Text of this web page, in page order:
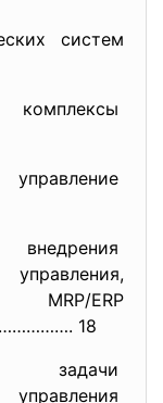
систем
управления,
ERP
18
задачи
управления